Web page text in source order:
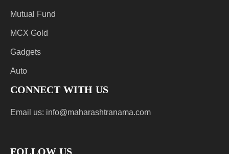
Mutual Fund
MCX Gold
Gadgets
Auto
CONNECT WITH US
Email us: info@maharashtranama.com